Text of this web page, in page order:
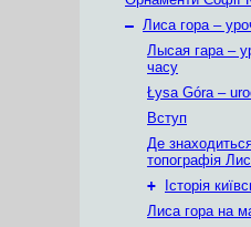
– Лиса гора –
Лысая гара –
часу
Łysa Góra –
Вступ
Де
топографія
+
Історія
Лиса гора на